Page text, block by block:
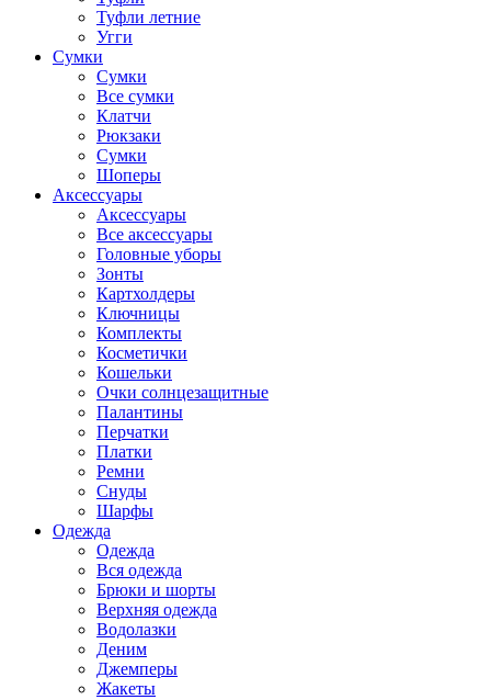
Туфли летние
Угги
Сумки
Сумки
Все сумки
Клатчи
Рюкзаки
Сумки
Шоперы
Аксессуары
Аксессуары
Все аксессуары
Головные уборы
Зонты
Картхолдеры
Ключницы
Комплекты
Косметички
Кошельки
Очки солнцезащитные
Палантины
Перчатки
Платки
Ремни
Снуды
Шарфы
Одежда
Одежда
Вся одежда
Брюки и шорты
Верхняя одежда
Водолазки
Деним
Джемперы
Жакеты